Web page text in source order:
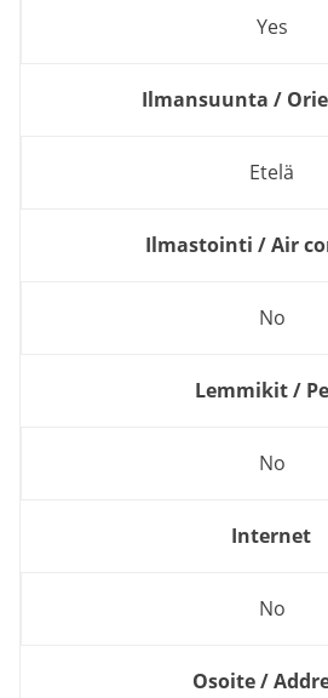
Yes
Ilmansuunta /
Etelä
Ilmastointi / Air
No
Lemmikit /
No
Internet
No
Osoite /